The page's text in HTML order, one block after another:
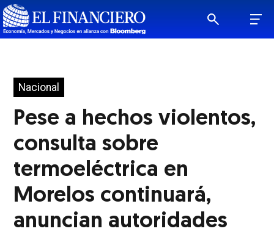
Nacional
Pese a hechos violentos,
consulta sobre
termoeléctrica en
Morelos continuará,
anuncian autoridades